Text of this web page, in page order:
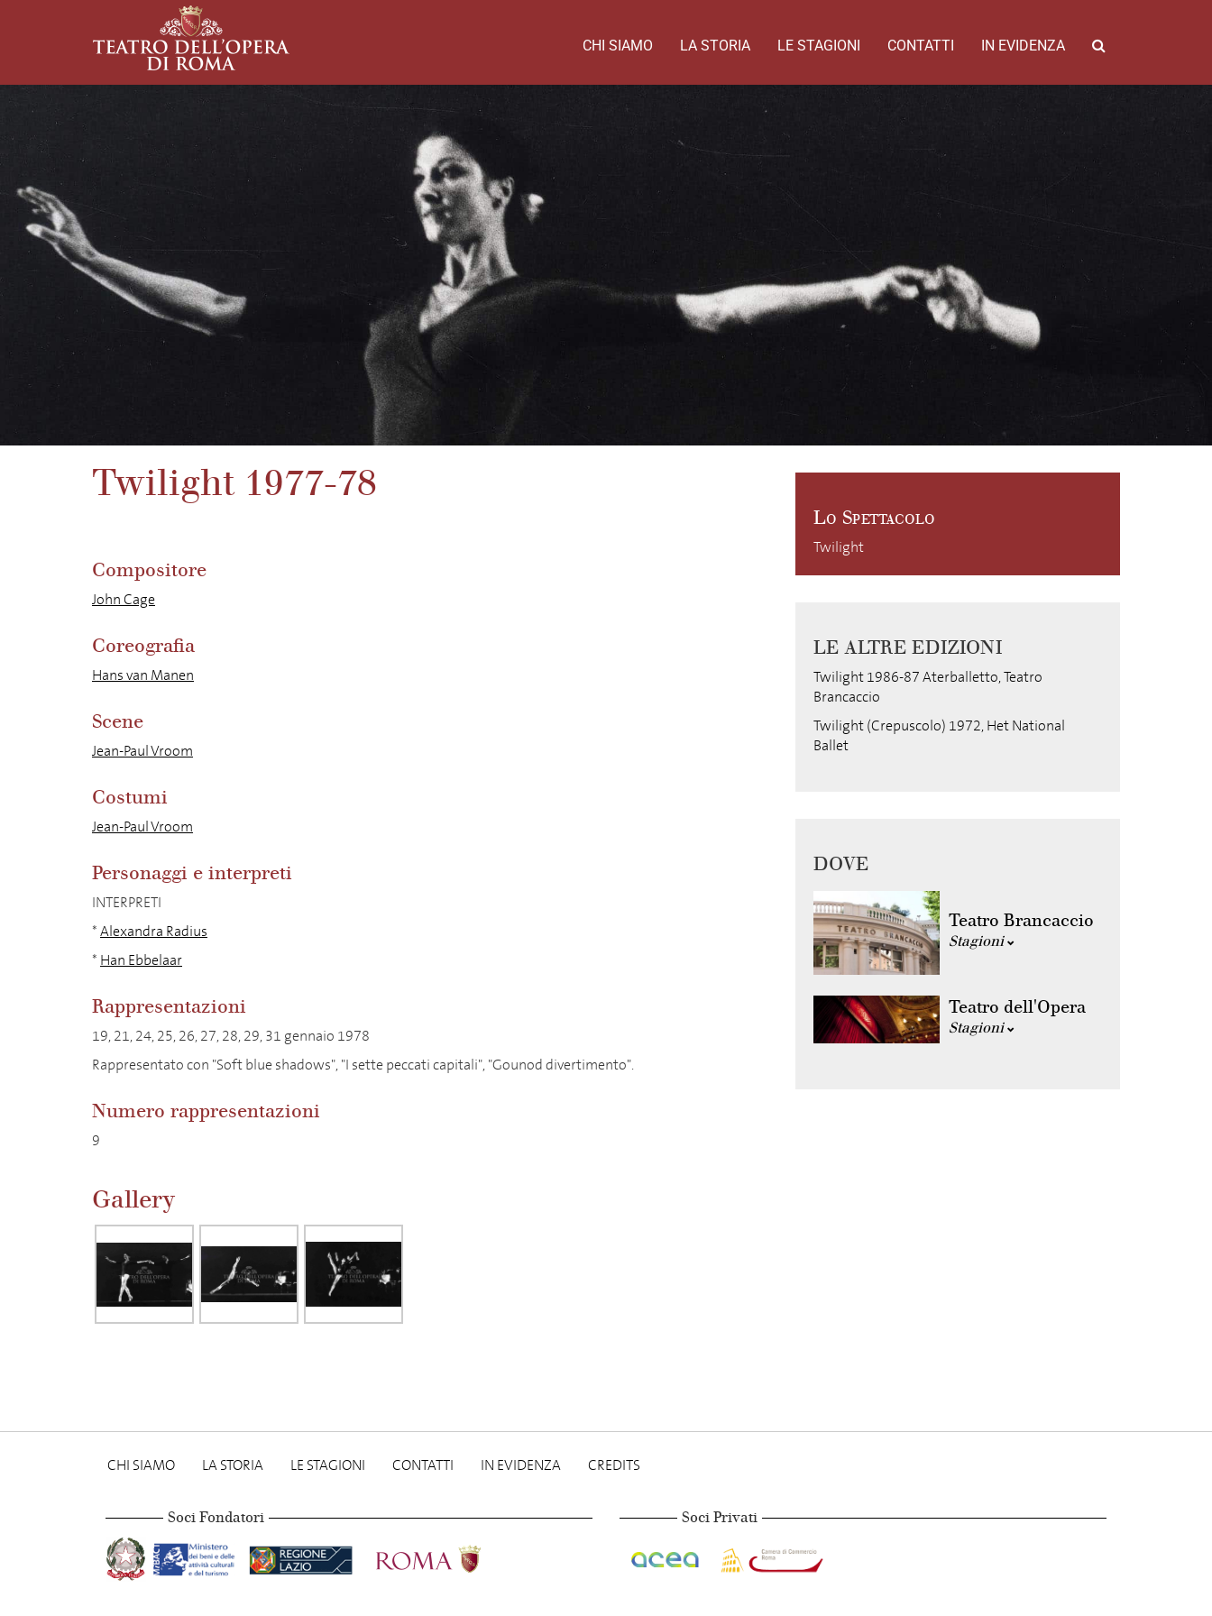
CHI SIAMO LA STORIA LE STAGIONI CONTATTI IN EVIDENZA
Twilight 1977-78
Compositore
John Cage
Coreografia
Hans van Manen
Scene
Jean-Paul Vroom
Costumi
Jean-Paul Vroom
Personaggi e interpreti
INTERPRETI
*Alexandra Radius
* Han Ebbelaar
Rappresentazioni
19, 21, 24, 25, 26, 27, 28, 29, 31 gennaio 1978
Rappresentato con "Soft blue shadows", "I sette peccati capitali", "Gounod divertimento".
Numero rappresentazioni
9
Gallery
Lo Spettacolo
Twilight
LE ALTRE EDIZIONI
Twilight 1986-87 Aterballetto, Teatro
Brancaccio
Twilight (Crepuscolo) 1972, Het National
Ballet
DOVE
Teatro Brancaccio
Stagioni
Teatro dell'Opera
Stagioni
CHI SIAMO LA STORIA LE STAGIONI CONTATTI IN EVIDENZA CREDITS
Soci Fondatori Soci Privati